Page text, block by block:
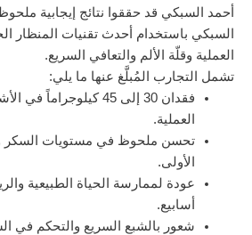
أحمد السبكي قد حققوا نتائج إيجابية
السبكي باستخدام أحدث تقنيات المنظار
العملية وقلّة الألم والتعافي السريع.
تشمل التجارب المُبلَّغ عنها ما يلي:
فقدان 30 إلى 45
العملية.
تحسن ملحوظ في مستويات السكر
الأولى.
أسابيع.
شعور بالشبع السريع والتحكم في